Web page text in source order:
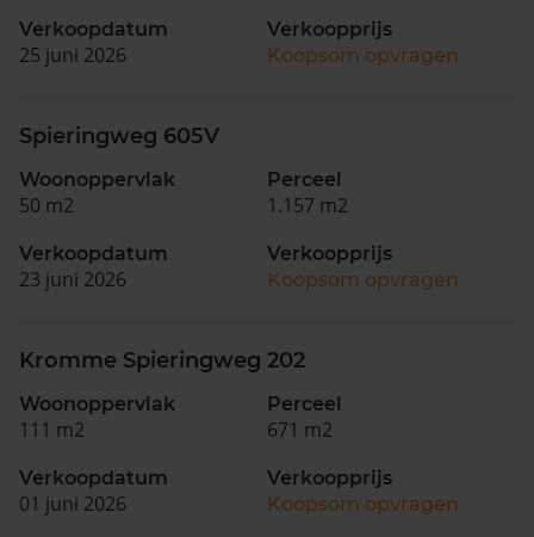
Verkoopdatum
25 juni 2026
Verkoopprijs
Koopsom opvragen
Spieringweg 605V
Woonoppervlak
50 m2
Perceel
1.157 m2
Verkoopdatum
23 juni 2026
Verkoopprijs
Koopsom opvragen
Kromme Spieringweg 202
Woonoppervlak
111 m2
Perceel
671 m2
Verkoopdatum
01 juni 2026
Verkoopprijs
Koopsom opvragen